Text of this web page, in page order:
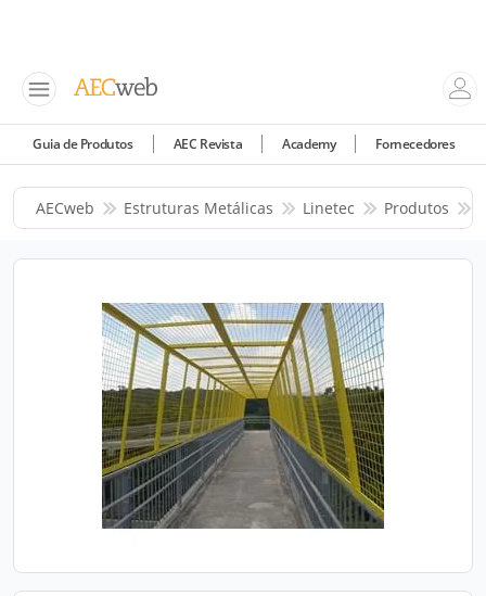
Guia de Produtos AEC Revista Academy Fornecedores
AECweb Estruturas Metálicas Linetec Produtos